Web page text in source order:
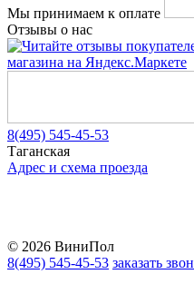
Мы принимаем к оплате
Отзывы о нас
8(495) 545-45-53
Таганская
Адрес и схема проезда
© 2026 ВиниПол
8(495) 545-45-53 заказать